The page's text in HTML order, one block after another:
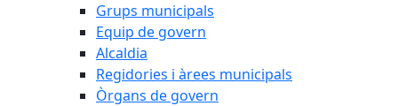
Grups municipals
Equip de govern
Alcaldia
Regidories i àrees municipals
Òrgans de govern